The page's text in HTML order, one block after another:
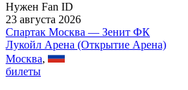
Нужен Fan ID
23 августа 2026
Спартак Москва — Зенит ФК
Лукойл Арена (Открытие Арена)
Москва,
билеты